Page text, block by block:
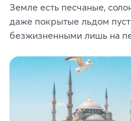
Земле есть песчаные,
даже покрытые льдом
безжизненными лишь на
животные и маршруты,
ярких впечатлений от